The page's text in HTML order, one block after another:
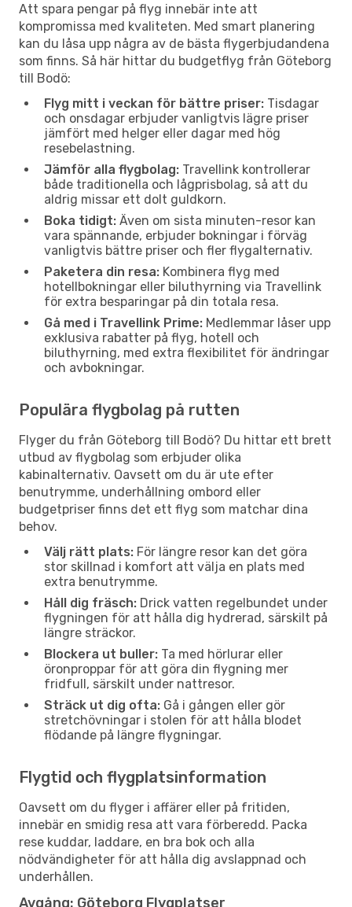
Att spara pengar på flyg innebär inte att
kompromissa med kvaliteten. Med smart planering
kan du låsa upp några av de bästa flygerbjudandena
som finns. Så här hittar du budgetflyg från Göteborg
till Bodö:
Flyg mitt i veckan för bättre priser: Tisdagar
och onsdagar erbjuder vanligtvis lägre priser
jämfört med helger eller dagar med hög
resebelastning.
Jämför alla flygbolag: Travellink kontrollerar
både traditionella och lågprisbolag, så att du
aldrig missar ett dolt guldkorn.
Boka tidigt: Även om sista minuten-resor kan
vara spännande, erbjuder bokningar i förväg
vanligtvis bättre priser och fler flygalternativ.
Paketera din resa: Kombinera flyg med
hotellbokningar eller biluthyrning via Travellink
för extra besparingar på din totala resa.
Gå med i Travellink Prime: Medlemmar låser upp
exklusiva rabatter på flyg, hotell och
biluthyrning, med extra flexibilitet för ändringar
och avbokningar.
Populära flygbolag på rutten
Flyger du från Göteborg till Bodö? Du hittar ett brett
utbud av flygbolag som erbjuder olika
kabinalternativ. Oavsett om du är ute efter
benutrymme, underhållning ombord eller
budgetpriser finns det ett flyg som matchar dina
behov.
Välj rätt plats: För längre resor kan det göra
stor skillnad i komfort att välja en plats med
extra benutrymme.
Håll dig fräsch: Drick vatten regelbundet under
flygningen för att hålla dig hydrerad, särskilt på
längre sträckor.
Blockera ut buller: Ta med hörlurar eller
öronproppar för att göra din flygning mer
fridfull, särskilt under nattresor.
Sträck ut dig ofta: Gå i gången eller gör
stretchövningar i stolen för att hålla blodet
flödande på längre flygningar.
Flygtid och flygplatsinformation
Oavsett om du flyger i affärer eller på fritiden,
innebär en smidig resa att vara förberedd. Packa
rese kuddar, laddare, en bra bok och alla
nödvändigheter för att hålla dig avslappnad och
underhållen.
Avgång: Göteborg Flygplatser